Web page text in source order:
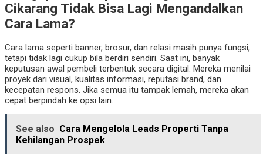
Cikarang Tidak Bisa Lagi Mengandalkan
Cara Lama?
Cara lama seperti banner, brosur, dan relasi masih punya fungsi,
tetapi tidak lagi cukup bila berdiri sendiri. Saat ini, banyak
keputusan awal pembeli terbentuk secara digital. Mereka menilai
proyek dari visual, kualitas informasi, reputasi brand, dan
kecepatan respons. Jika semua itu tampak lemah, mereka akan
cepat berpindah ke opsi lain.
See also Cara Mengelola Leads Properti Tanpa
Kehilangan Prospek